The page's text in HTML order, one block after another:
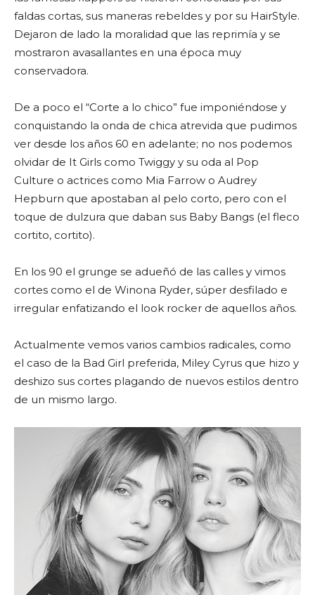
faldas cortas, sus maneras rebeldes y por su HairStyle.
Dejaron de lado la moralidad que las reprimía y se
mostraron avasallantes en una época muy
conservadora.
De a poco el “Corte a lo chico” fue imponiéndose y
conquistando la onda de chica atrevida que pudimos
ver desde los años 60 en adelante; no nos podemos
olvidar de It Girls como Twiggy y su oda al Pop
Culture o actrices como Mia Farrow o Audrey
Hepburn que apostaban al pelo corto, pero con el
toque de dulzura que daban sus Baby Bangs (el fleco
cortito, cortito).
En los 90 el grunge se adueñó de las calles y vimos
cortes como el de Winona Ryder, súper desfilado e
irregular enfatizando el look rocker de aquellos años.
Actualmente vemos varios cambios radicales, como
el caso de la Bad Girl preferida, Miley Cyrus que hizo y
deshizo sus cortes plagando de nuevos estilos dentro
de un mismo largo.